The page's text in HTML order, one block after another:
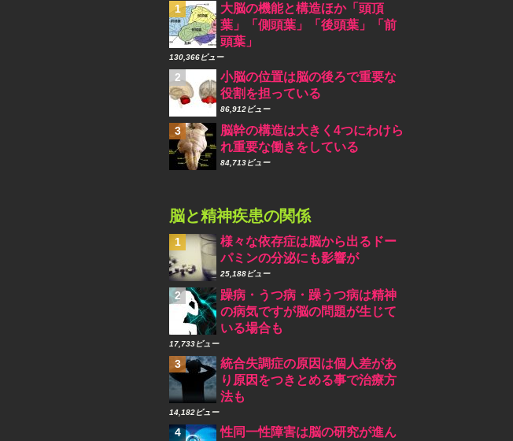
大脳の機能と構造ほか「頭頂
葉」「側頭葉」「後頭葉」「前
頭葉」
130,366ビュー
小脳の位置は脳の後ろで重要な
役割を担っている
86,912ビュー
脳幹の構造は大きく4つにわけら
れ重要な働きをしている
84,713ビュー
脳と精神疾患の関係
様々な依存症は脳から出るドー
パミンの分泌にも影響が
25,188ビュー
躁病・うつ病・躁うつ病は精神
の病気ですが脳の問題が生じて
いる場合も
17,733ビュー
統合失調症の原因は個人差があ
り原因をつきとめる事で治療方
法も
14,182ビュー
性同一性障害は脳の研究が進ん